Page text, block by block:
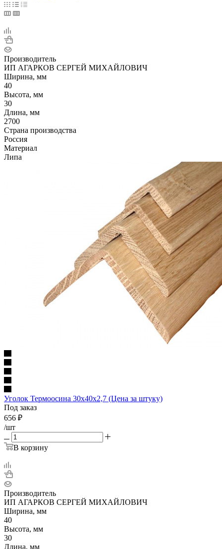
Производитель
ИП АГАРКОВ СЕРГЕЙ МИХАЙЛОВИЧ
Ширина, мм
40
Высота, мм
30
Длина, мм
2700
Страна производства
Россия
Материал
Липа
Уголок Термоосина 30х40х2,7 (Цена за штуку)
Под заказ
656 ₽
/шт
В корзину
Производитель
ИП АГАРКОВ СЕРГЕЙ МИХАЙЛОВИЧ
Ширина, мм
40
Высота, мм
30
Длина, мм